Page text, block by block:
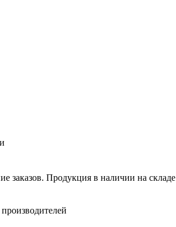
заказов. Продукция в наличии на складе